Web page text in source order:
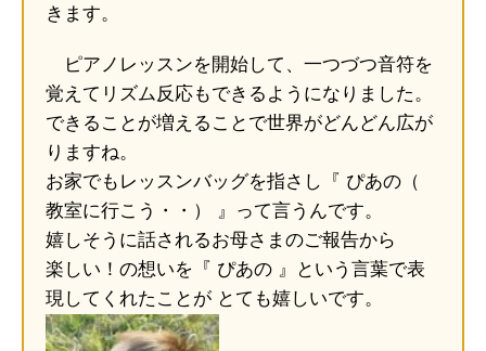
きます。
ピアノレッスンを開始して、一つづつ音符を
覚えてリズム反応もできるようになりました。
できることが増えることで世界がどんどん広が
りますね。
お家でもレッスンバッグを指さし『 ぴあの（
教室に行こう・・） 』って言うんです。
嬉しそうに話されるお母さまのご報告から
楽しい！の想いを『 ぴあの 』という言葉で表
現してくれたことが とても嬉しいです。